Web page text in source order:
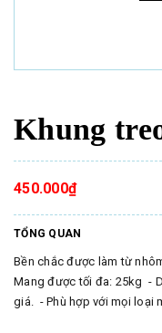
Khung
450.000₫
TỔNG QUAN
Bền chắc được làm từ
Mang được tối đa: 25kg -
giá. - Phù hợp với mọi loại